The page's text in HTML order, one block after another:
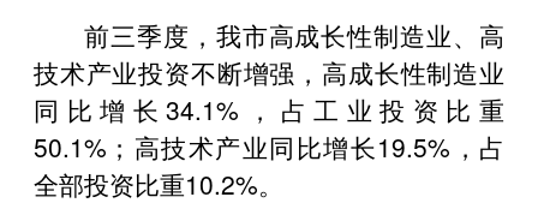
前三季度，我市高成长性制造业、高
技术产业投资不断增强，高成长性制造业
同比增长34.1%，占工业投资比重
50.1%；高技术产业同比增长19.5%，占
全部投资比重10.2%。